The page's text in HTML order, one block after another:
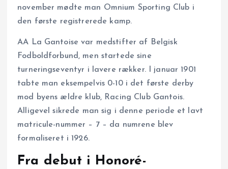
november mødte man Omnium Sporting Club i
den første registrerede kamp.
AA La Gantoise var medstifter af Belgisk
Fodboldforbund, men startede sine
turneringseventyr i lavere rækker. I januar 1901
tabte man eksempelvis 0-10 i det første derby
mod byens ældre klub, Racing Club Gantois.
Alligevel sikrede man sig i denne periode et lavt
matricule-nummer – 7 – da numrene blev
formaliseret i 1926.
Fra debut i Honoré-